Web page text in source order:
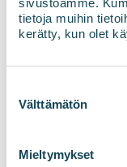
sivustoamme.
tietoja muihin
kerätty, kun olet
valinta
Välttämätön
Mieltymykset
E-posti